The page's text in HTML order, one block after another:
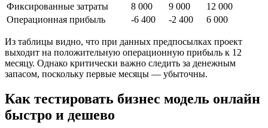
Фиксированные затраты
8 000 9 000
12 000
Операционная прибыль
-6 400 -2 400 6 000
Из таблицы видно, что при данных предпосылках проект
выходит на положительную операционную прибыль к 12
месяцу. Однако критически важно следить за денежным
запасом, поскольку первые месяцы — убыточны.
Как тестировать бизнес модель онлайн
быстро и дешево